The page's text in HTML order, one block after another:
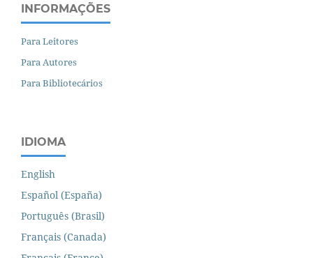
INFORMAÇÕES
Para Leitores
Para Autores
Para Bibliotecários
IDIOMA
English
Español (España)
Português (Brasil)
Français (Canada)